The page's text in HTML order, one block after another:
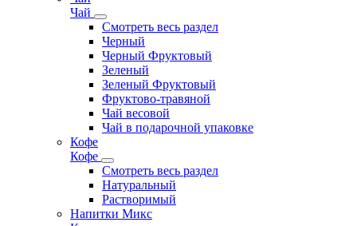
Чай
Смотреть весь раздел
Черный
Черный Фруктовый
Зеленый
Зеленый Фруктовый
Фруктово-травяной
Чай весовой
Чай в подарочной упаковке
Кофе
Кофе
Смотреть весь раздел
Натуральный
Растворимый
Напитки Микс